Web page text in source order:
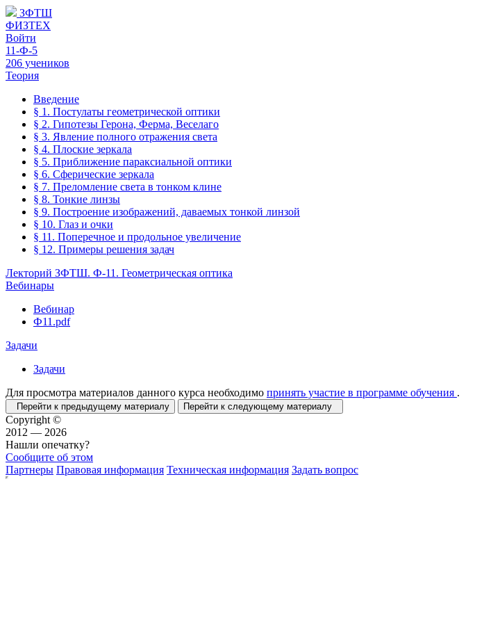
ЗФТШ
ФИЗТЕХ
Войти
11-Ф-5
206 учеников
Теория
Введение
§ 1. Постулаты геометрической оптики
§ 2. Гипотезы Герона, Ферма, Веселаго
§ 3. Явление полного отражения света
§ 4. Плоские зеркала
§ 5. Приближение параксиальной оптики
§ 6. Сферические зеркала
§ 7. Преломление света в тонком клине
§ 8. Тонкие линзы
§ 9. Построение изображений, даваемых тонкой линзой
§ 10. Глаз и очки
§ 11. Поперечное и продольное увеличение
§ 12. Примеры решения задач
Лекторий ЗФТШ. Ф-11. Геометрическая оптика
Вебинары
Вебинар
Ф11.pdf
Задачи
Задачи
Для просмотра материалов данного курса необходимо принять участие в программе обучения .
Перейти к предыдущему материалу Перейти к следующему материалу
Copyright ©
2012 — 2026
Нашли опечатку?
Сообщите об этом
Партнеры Правовая информация Техническая информация Задать вопрос